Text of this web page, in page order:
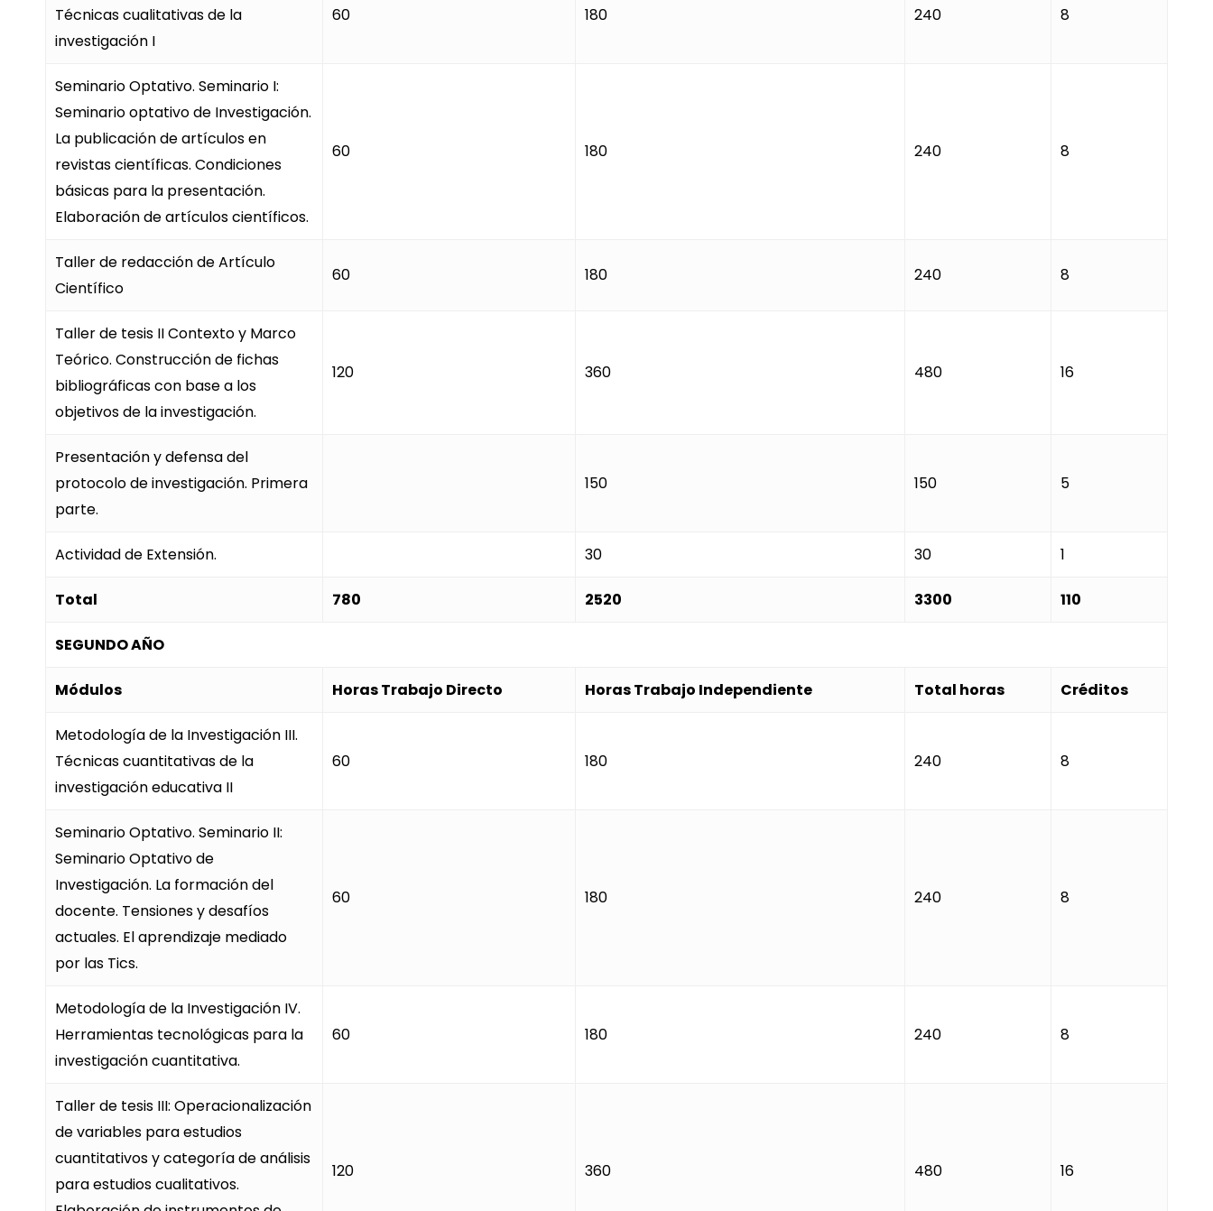
Técnicas cualitativas de la
investigación I
60 180 240 8
Seminario Optativo. Seminario I:
Seminario optativo de Investigación.
La publicación de artículos en
revistas científicas. Condiciones
básicas para la presentación.
Elaboración de artículos científicos.
60 180 240 8
Taller de redacción de Artículo
Científico
60 180 240 8
Taller de tesis II Contexto y Marco
Teórico. Construcción de fichas
bibliográficas con base a los
objetivos de la investigación.
120 360 480 16
Presentación y defensa del
protocolo de investigación. Primera
parte.
150 150 5
Actividad de Extensión. 30 30 1
Total 780 2520 3300 110
SEGUNDO AÑO
Módulos Horas Trabajo Directo Horas Trabajo Independiente Total horas Créditos
Metodología de la Investigación III.
Técnicas cuantitativas de la
investigación educativa II
60 180 240 8
Seminario Optativo. Seminario II:
Seminario Optativo de
Investigación. La formación del
docente. Tensiones y desafíos
actuales. El aprendizaje mediado
por las Tics.
60 180 240 8
Metodología de la Investigación IV.
Herramientas tecnológicas para la
investigación cuantitativa.
60 180 240 8
Taller de tesis III: Operacionalización
de variables para estudios
cuantitativos y categoría de análisis
para estudios cualitativos.
120 360 480 16